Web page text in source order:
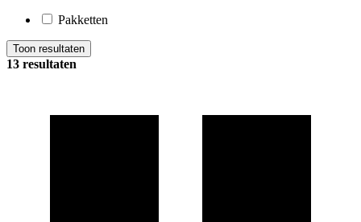
Pakketten
Toon resultaten
13 resultaten